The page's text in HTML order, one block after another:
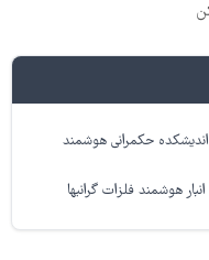
اندیشکده حکمرانی هوشمند
انبار هوشمند فلزات گرانبها